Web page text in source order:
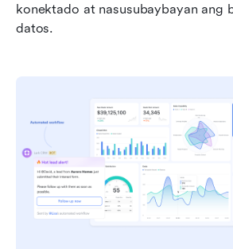
konektado at nasusubaybayan ang
datos.